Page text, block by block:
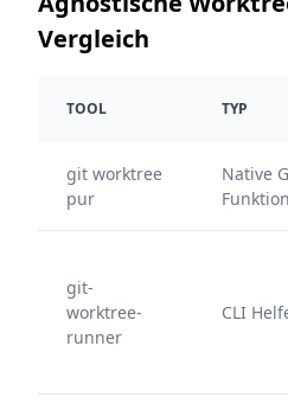
Vergleich
TOOL TYP
git worktree
pur
Native
Funktion
git-
worktree-
runner
CLI